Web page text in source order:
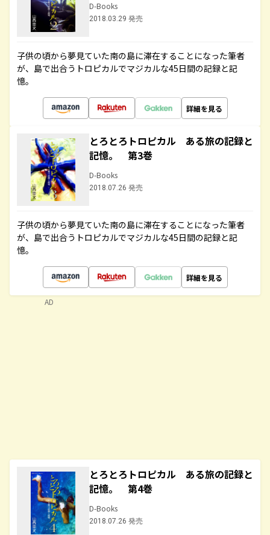
D-Books
2018.03.29 発売
子供の頃から夢見ていた南の島に滞在することになった筆者
が、島で出合うトロピカルでマジカルな45日間の記録と記
憶。
詳細を見る
とろとろトロピカル ある旅の記録と
記憶。 第3巻
D-Books
2018.07.26 発売
子供の頃から夢見ていた南の島に滞在することになった筆者
が、島で出合うトロピカルでマジカルな45日間の記録と記
憶。
詳細を見る
とろとろトロピカル ある旅の記録と
記憶。 第4巻
D-Books
2018.07.26 発売
AD